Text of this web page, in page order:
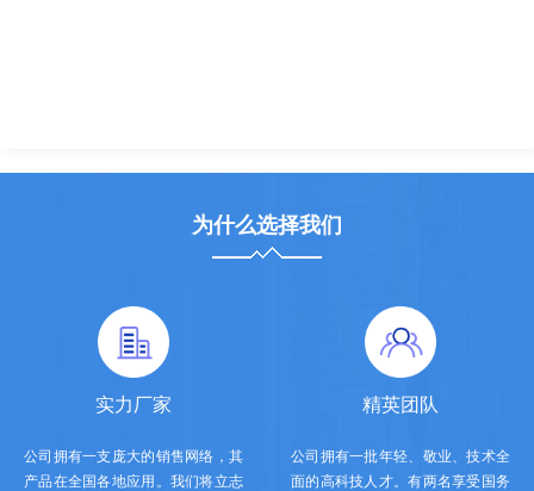
为什么选择我们
实力厂家
公司拥有一支庞大的销售网络，其
产品在全国各地应用。我们将立志
精英团队
公司拥有一批年轻、敬业、技术全
面的高科技人才。有两名享受国务